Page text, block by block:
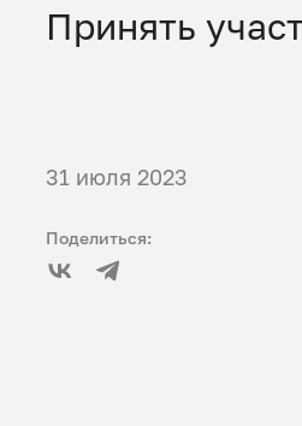
Принять
31 июля 2023
Поделиться: